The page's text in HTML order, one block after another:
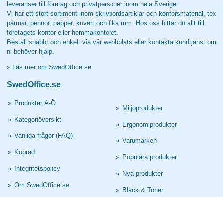
leveranser till företag och privatpersoner inom hela Sverige.
Vi har ett stort sortiment inom skrivbordsartiklar och kontorsmaterial, tex
pärmar, pennor, papper, kuvert och fika mm. Hos oss hittar du allt till
företagets kontor eller hemmakontoret.
Beställ snabbt och enkelt via vår webbplats eller kontakta kundtjänst om
ni behöver hjälp.
» Läs mer om SwedOffice.se
SwedOffice.se
» Produkter A-Ö
» Kategoriöversikt
» Vanliga frågor (FAQ)
» Köpråd
» Integritetspolicy
» Om SwedOffice.se
» Miljöprodukter
» Ergonomiprodukter
» Varumärken
» Populära produkter
» Nya produkter
» Bläck & Toner